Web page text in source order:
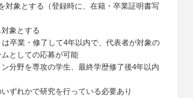
対象とする（登録時に、在籍・卒業証明書写
象とする
卒業・修了して4年以内で、代表者が対象の
としての応募が可能
分野を専攻の学生、最終学歴修了後4年以内
ずれかで研究を行っている必要あり